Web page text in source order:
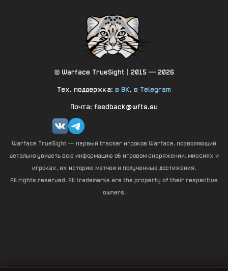
© Warface TrueSight | 2015 — 2026
Тех. поддержка: в ВК, в Telegram
Почта: feedback@wfts.su
Warface TrueSight — первый tracker игроков Warface, позволяющий
детально увидеть всю информацию об игровом снаряжении, миссиях и
игроках, их историю матчей и полученные достижения.
All rights reserved. All trademarks are the property of their respective
owners.